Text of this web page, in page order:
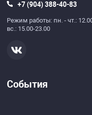
Режим работы: пн. - чт.:
вс.: 15.00-23.00
+7 (904) 388-40-83
События